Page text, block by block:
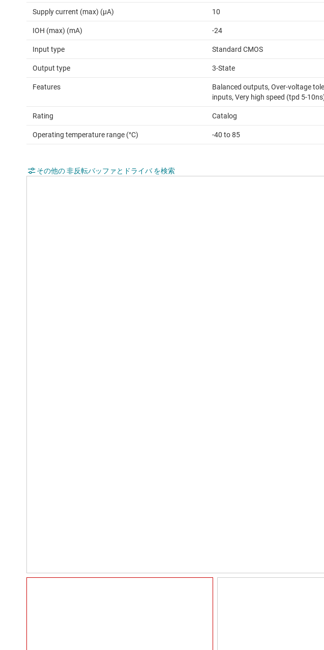
Supply current (max) (µA) 10
IOH (max) (mA) -24
Input type Standard CMOS
Output type 3-State
Features
Balanced outputs, Over-voltage
inputs, Very high speed (tpd 5-
Rating Catalog
Operating temperature range (°C) -40 to 85
その他の 非反転バッファとドライバ を検索